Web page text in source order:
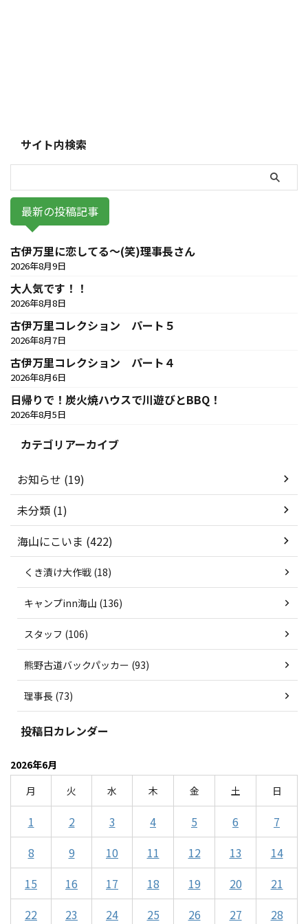
サイト内検索
最新の投稿記事
古伊万里に恋してる～(笑)理事長さん
2026年8月9日
大人気です！！
2026年8月8日
古伊万里コレクション パート５
2026年8月7日
古伊万里コレクション パート４
2026年8月6日
日帰りで！炭火焼ハウスで川遊びとBBQ！
2026年8月5日
カテゴリアーカイブ
お知らせ (19)
未分類 (1)
海山にこいま (422)
くき漬け大作戦 (18)
キャンプinn海山 (136)
スタッフ (106)
熊野古道バックパッカー (93)
理事長 (73)
投稿日カレンダー
2026年6月
月
火 水 木 金 土 日
1 2 3 4 5 6
7
8
9 10 11 12 13
14
15
16 17 18 19 20
21
22
23 24 25 26 27 28